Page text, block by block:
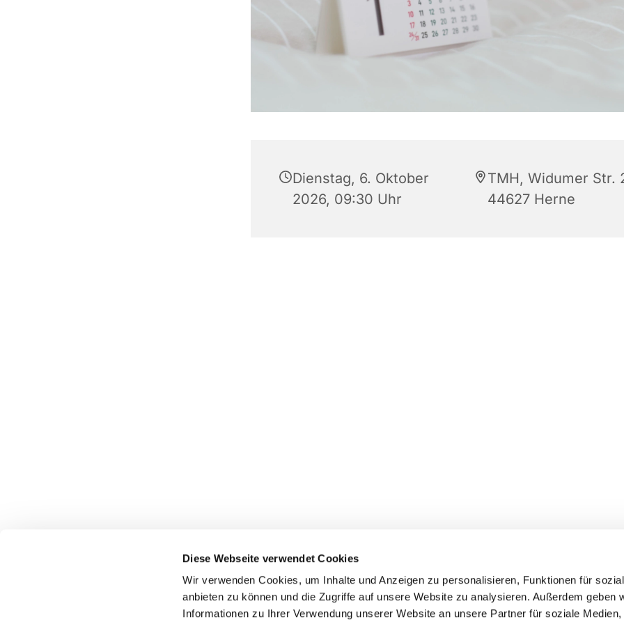
Diese Webseite verwendet Cookies
Wir verwenden Cookies, um Inhalte und Anzeigen zu personalisieren, Funktionen für
anbieten zu können und die Zugriffe auf unsere Website zu analysieren. Außerdem geben
Informationen zu Ihrer Verwendung unserer Website an unsere Partner für soziale Medien,
Dienstag, 6. Oktober
2026, 09:30 Uhr
TMH, Widumer Str.
44627 Herne